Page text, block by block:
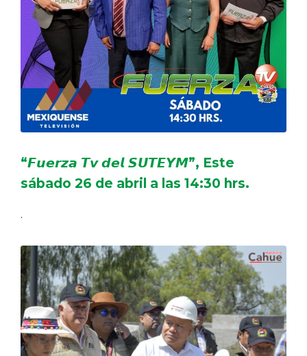
“𝙁𝙪𝙚𝙧𝙯𝙖 𝙏𝙫 𝙙𝙚𝙡 𝙎𝙐𝙏𝙀𝙔𝙈”, Este
sábado 26 de abril a las 14:30 hrs.
.